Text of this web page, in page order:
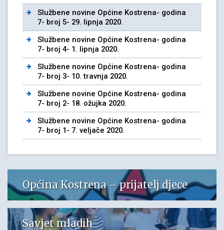
Službene novine Općine Kostrena- godina
7- broj 5- 29. lipnja 2020.
Službene novine Općine Kostrena- godina
7- broj 4- 1. lipnja 2020.
Službene novine Općine Kostrena- godina
7- broj 3- 10. travnja 2020.
Službene novine Općine Kostrena- godina
7- broj 2- 18. ožujka 2020.
Službene novine Općine Kostrena- godina
7- broj 1- 7. veljače 2020.
Općina Kostrena – prijatelj djece
Savjet mladih